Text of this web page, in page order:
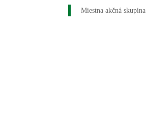
Miestna akčná skupina